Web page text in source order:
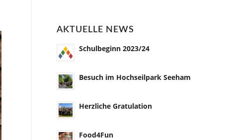
AKTUELLE NEWS
Schulbeginn 2023/24
Besuch im Hochseilpark Seeham
Herzliche Gratulation
Food4Fun